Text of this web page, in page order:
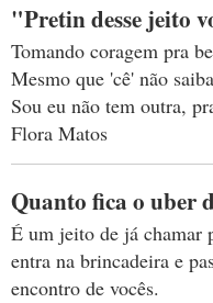
"Pretin desse jeito
Tomando coragem pra
Mesmo que 'cê' não
Sou eu não tem outra,
Flora Matos
Quanto fica o uber
É um jeito de já chamar
entra na brincadeira e
encontro de vocês.